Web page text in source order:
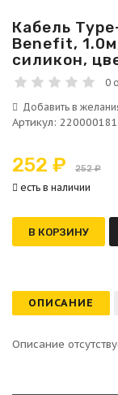
Кабель
Benefit,
силикон,
0
Артикул:
252 ₽ 252 ₽
есть в наличии
В КОРЗИНУ
ОПИСАНИЕ
Описание